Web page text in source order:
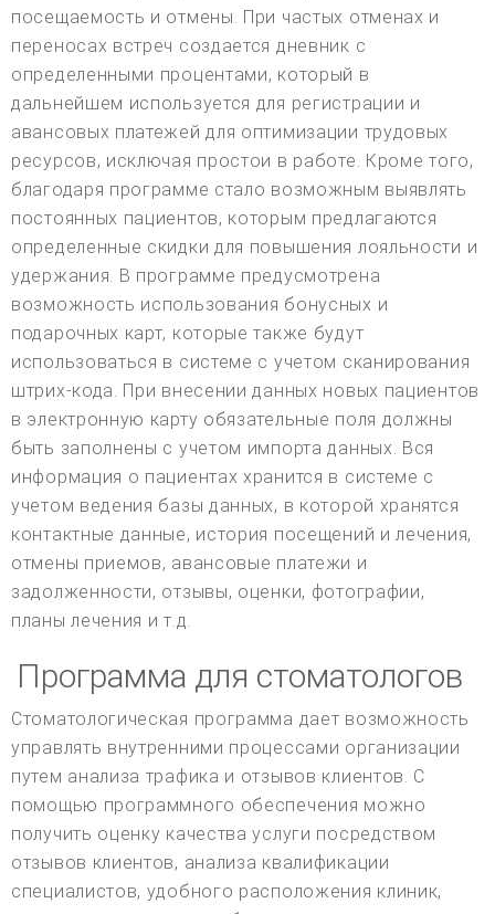
посещаемость и отмены. При частых отменах и
переносах встреч создается дневник с
определенными процентами, который в
дальнейшем используется для регистрации и
авансовых платежей для оптимизации трудовых
ресурсов, исключая простои в работе. Кроме того,
благодаря программе стало возможным выявлять
постоянных пациентов, которым предлагаются
определенные скидки для повышения лояльности и
удержания. В программе предусмотрена
возможность использования бонусных и
подарочных карт, которые также будут
использоваться в системе с учетом сканирования
штрих-кода. При внесении данных новых пациентов
в электронную карту обязательные поля должны
быть заполнены с учетом импорта данных. Вся
информация о пациентах хранится в системе с
учетом ведения базы данных, в которой хранятся
контактные данные, история посещений и лечения,
отмены приемов, авансовые платежи и
задолженности, отзывы, оценки, фотографии,
планы лечения и т.д.
Программа для стоматологов
Стоматологическая программа дает возможность
управлять внутренними процессами организации
путем анализа трафика и отзывов клиентов. С
помощью программного обеспечения можно
получить оценку качества услуги посредством
отзывов клиентов, анализа квалификации
специалистов, удобного расположения клиник,